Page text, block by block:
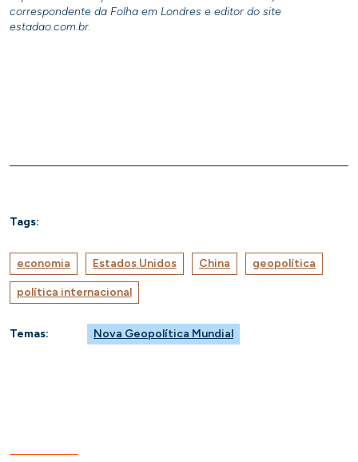
correspondente da Folha em Londres e editor do site
estadao.com.br.
Tags:
economia Estados Unidos China geopolítica
política internacional
Temas: Nova Geopolítica Mundial